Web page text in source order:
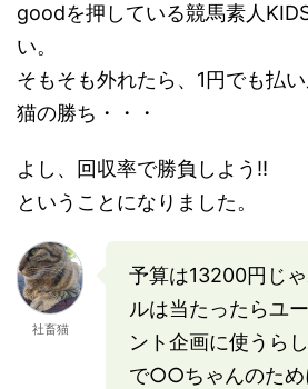
goodを押している競馬素人
い。
そもそも外れたら、1円でも払
猫の勝ち・・・
よし、回収率で勝負しよう!!
ということになりました。
社畜猫
予算は13200円じ
ルは当たったらユ
ント企画に使うら
で○○ちゃんのため